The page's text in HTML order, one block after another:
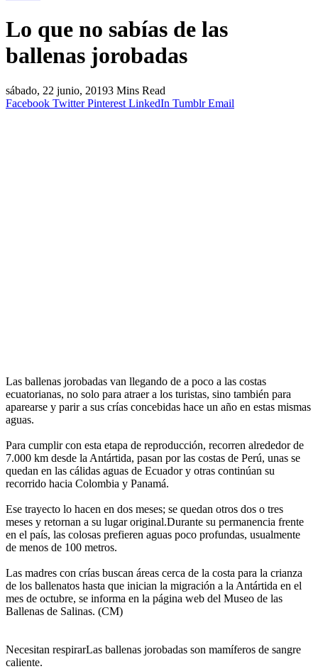
Lo que no sabías de las
ballenas jorobadas
sábado, 22 junio, 20193 Mins Read
Facebook Twitter Pinterest LinkedIn Tumblr Email
Las ballenas jorobadas van llegando de a poco a las costas
ecuatorianas, no solo para atraer a los turistas, sino también para
aparearse y parir a sus crías concebidas hace un año en estas mismas
aguas.
Para cumplir con esta etapa de reproducción, recorren alrededor de
7.000 km desde la Antártida, pasan por las costas de Perú, unas se
quedan en las cálidas aguas de Ecuador y otras continúan su
recorrido hacia Colombia y Panamá.
Ese trayecto lo hacen en dos meses; se quedan otros dos o tres
meses y retornan a su lugar original.Durante su permanencia frente
en el país, las colosas prefieren aguas poco profundas, usualmente
de menos de 100 metros.
Las madres con crías buscan áreas cerca de la costa para la crianza
de los ballenatos hasta que inician la migración a la Antártida en el
mes de octubre, se informa en la página web del Museo de las
Ballenas de Salinas. (CM)
Necesitan respirarLas ballenas jorobadas son mamíferos de sangre
caliente.